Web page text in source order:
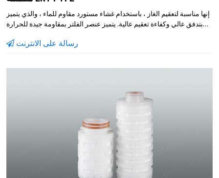
إنها مناسبة لتعقيم الغاز ، باستخدام غشاء مستورد مقاوم للماء ، والذي يتميز
بتدفق عالي وكفاءة تعقيم عالية. يتميز عنصر الفلتر بمقاومة جيدة للحرارة
رسالة على الانترنت